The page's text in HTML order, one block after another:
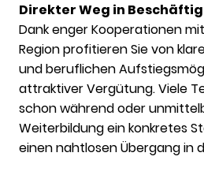
Direkter Weg in
Dank enger Kooperationen
Region profitieren Sie von
und beruflichen
attraktiver Vergütung. Viele
schon während oder
Weiterbildung ein konkretes
einen nahtlosen Übergang in